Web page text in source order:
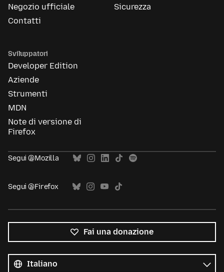
Negozio ufficiale
Contatti
Sicurezza
Sviluppatori
Developer Edition
Aziende
Strumenti
MDN
Note di versione di
Firefox
Segui @Mozilla
Segui @Firefox
Fai una donazione
le
lingue
Lingua